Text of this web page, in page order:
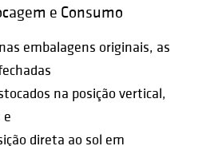
e Consumo
embalagens originais, as
na posição vertical,
e
direta ao sol em